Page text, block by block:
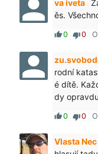
va iveta
ěs.
thumb_up0 thumb_down0
rodní
é dítě.
dy
thumb_up0 thumb_down0
Vlasta Nec